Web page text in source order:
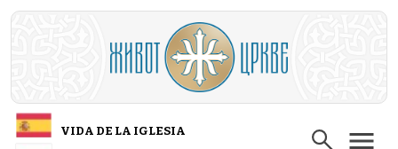
Skip to main content
VIDA DE LA IGLESIA